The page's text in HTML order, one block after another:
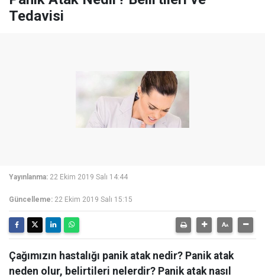
Tedavisi
Yayınlanma: 22 Ekim 2019 Salı 14:44
Güncelleme: 22 Ekim 2019 Salı 15:15
Çağımızın hastalığı panik atak nedir? Panik atak
neden olur, belirtileri nelerdir? Panik atak nasıl